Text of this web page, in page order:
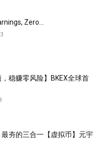
Zero...
，稳赚零风险】BKEX全球首
最夯的三合一【虚拟币】元宇